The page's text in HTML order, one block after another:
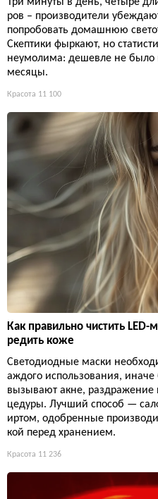
ров – производители
попробовать домашнюю
Скептики фыркают, но
неумолима: дешевле не
месяцы.
Красота 11 100
Как правильно чистить
редить коже
Светодиодные маски
аждого использования, иначе
вызывают акне, раздражение
цедуры. Лучший способ —
иртом, одобренные
кой перед хранением.
Красота 11 236